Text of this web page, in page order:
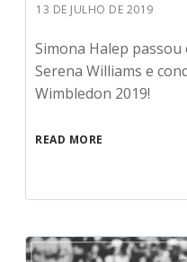
13 DE JULHO DE 2019
Simona Halep
Serena Williams e
Wimbledon 2019!
READ MORE